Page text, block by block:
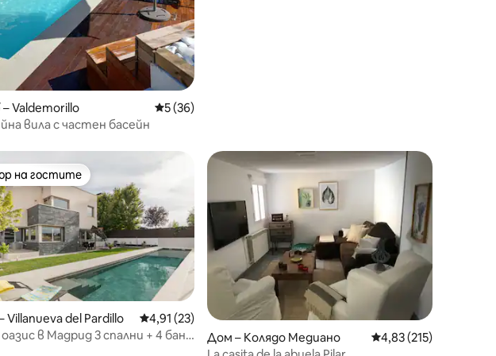
Valdemorillo Средна оценка: 5 от 5, 36 отзива
5 (36)
вила с частен басейн
5 от 5, 7 отзива
на гостите
на гостите
Villanueva del Pardillo Средна оценка: 4,91 от 5, 23 отзива
4,91 (23)
оазис в Мадрид 3 спални + 4 бани
Дом – Колядо Медиано Средна оценка: 4,83
4,83 (215)